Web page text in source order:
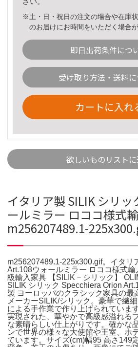
※土・日・祝日の注文の場合や在庫
のお届けにお時間をいただく場合が
即日出荷条件につ
受け取り方法・送料
カートに入れ
欲しいものリスト
イタリア製 SILIK シリ
ールミラー ロココ様式
m256207489.1-
m256207489.1-225x300.gif。イタリ
Art.108ウォールミラー ロココ様式
級輸入家具 【SILIK－シリック】
SILIK シリック Specchiera Orion
製 ヨーロッパのクラシック家具の最
メーカーSILIK/シリック。豪華で繊
による手作業で作り上げられていま
実現された、華やかで高級感溢れる
な素晴らしい仕上がりです。確かな
ンで世界の様々な大使館や王室、ホ
ています。サイズ(cm)幅95 高さ149